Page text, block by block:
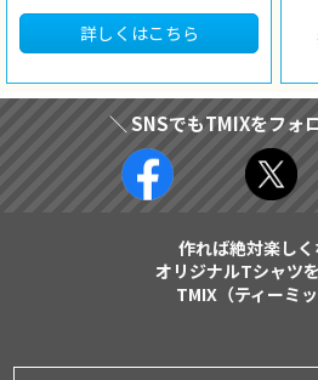
詳しくはこちら
＼ SNSでもTMIXをフォ
作れば絶対楽しく
オリジナルTシャツ
TMIX（ティーミッ